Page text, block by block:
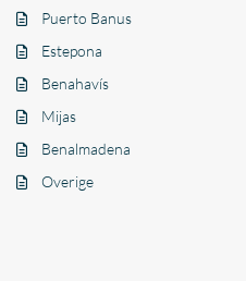
Puerto Banus
Estepona
Benahavís
Mijas
Benalmadena
Overige